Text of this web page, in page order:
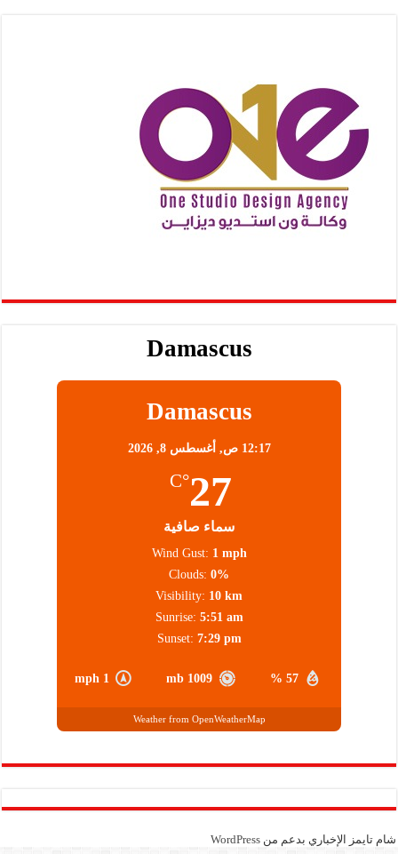
Damascus
Damascus
12:17 ص, أغسطس 8, 2026
27
°C
سماء صافية
57 %
1009 mb
1 mph
Wind Gust: 1 mph
Clouds: 0%
Visibility: 10 km
Sunrise: 5:51 am
Sunset: 7:29 pm
Weather from OpenWeatherMap
شام تايمز الإخباري بدعم منWordPress